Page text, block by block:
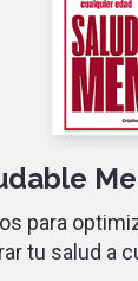
para
tu salud a